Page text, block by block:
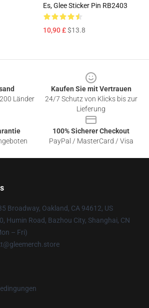
Es, Glee Sticker Pin RB2403
10,90 £$13.8
Länder
Kaufen Sie mit Vertrauen
24/7 Schutz von Klicks bis zur
Lieferung
100% Sicherer Checkout
PayPal / MasterCard / Visa
Broadway, Oakland, CA 94612, US
Humin Road, Bazhou City, Shanghai, CN
– Fri)